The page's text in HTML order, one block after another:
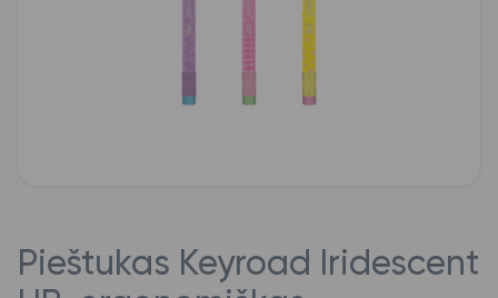
Pieštukas Keyroad Iridescent